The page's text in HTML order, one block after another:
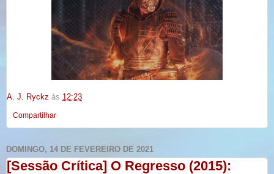
A. J. Ryckz às 12:23
Compartilhar
DOMINGO, 14 DE FEVEREIRO DE 2021
[Sessão Crítica] O Regresso (2015):